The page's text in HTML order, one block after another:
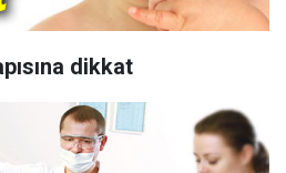
dikkat